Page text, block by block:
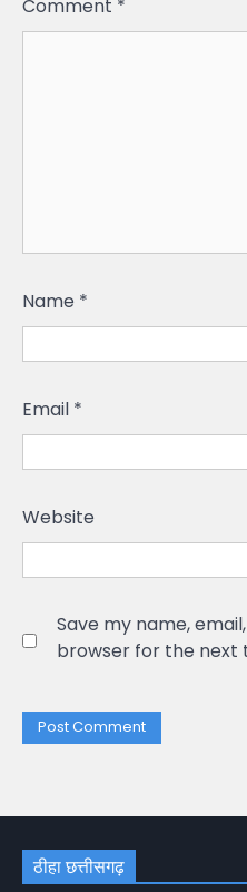
Comment *
Name *
Email *
Website
Save my name,
browser for the next
ठीहा छत्तीसगढ़